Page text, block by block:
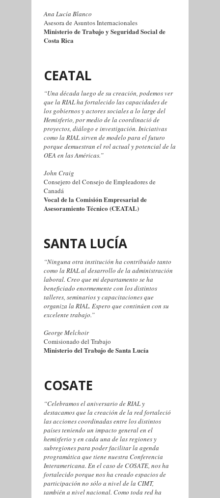
Ana Lucía Blanco
Asesora de Asuntos Internacionales
Ministerio de Trabajo y Seguridad Social de
Costa Rica
CEATAL
“Una década luego de su creación, podemos ver
que la RIAL ha fortalecido las capacidades de
los gobiernos y actores sociales a lo large del
Hemisferio, por medio de la coordinació de
proyectos, diálogo e investigación. Iniciativas
como la RIAL sirven de modelo para el futuro
porque demuestran el rol actual y potencial de la
OEA en las Américas.”
John Craig
Consejero del Consejo de Empleadores de
Canadá
Vocal de la Comisión Empresarial de
Asesoramiento Técnico (CEATAL)
SANTA LUCÍA
“Ninguna otra institución ha contribuido tanto
como la RIAL al desarrollo de la administración
laboral. Creo que mi departamento se ha
beneficiado enormemente con los distintos
talleres, seminarios y capacitaciones que
organiza la RIAL. Espero que continúen con su
excelente trabajo.”
George Melchoir
Comisionado del Trabajo
Ministerio del Trabajo de Santa Lucía
COSATE
“Celebramos el aniversario de RIAL y
destacamos que la creación de la red fortaleció
las acciones coordinadas entre los distintos
países teniendo un impacto general en el
hemisferio y en cada una de las regiones y
subregiones para poder facilitar la agenda
programática que tiene nuestra Conferencia
Interamericana. En el caso de COSATE, nos ha
fortalecido porque nos ha creado espacios de
participación no sólo a nivel de la CIMT,
también a nivel nacional. Como toda red ha